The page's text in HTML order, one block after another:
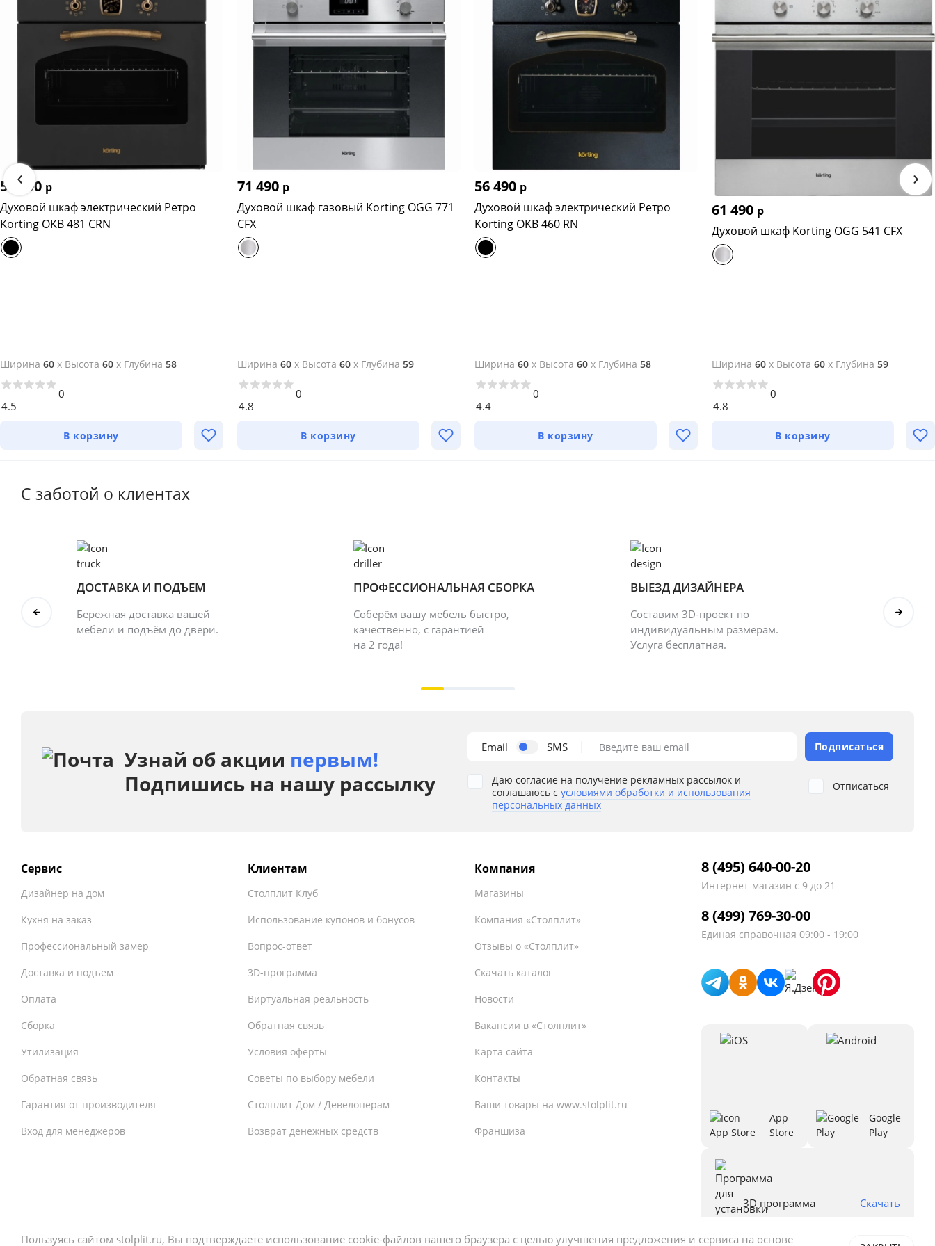
Пользуясь сайтом stolplit.ru, Вы подтверждаете использование cookie-файлов вашего браузера с целью улучшения предложения и сервиса на основе
59 990 р
Духовой шкаф электрический Ретро
Korting OKB 481 CRN
Ширина 60 x Высота 60 x Глубина 58
4.5
0
В корзину
71 490 р
Духовой шкаф газовый Korting OGG 771
CFX
Ширина 60 x Высота 60 x Глубина 59
4.8
0
В корзину
56 490 р
Духовой шкаф электрический Ретро
Korting OKB 460 RN
Ширина 60 x Высота 60 x Глубина 58
4.4
0
В корзину
61 490 р
Духовой шкаф Korting OGG 541 CFX
Ширина 60 x Высота 60 x Глубина 59
4.8
0
В корзину
‹ ›
С заботой о клиентах
ДОСТАВКА И ПОДЪЕМ
Бережная доставка вашей
мебели и подъём до двери.
ПРОФЕССИОНАЛЬНАЯ СБОРКА
Соберём вашу мебель быстро,
качественно, с гарантией
на 2 года!
ВЫЕЗД ДИЗАЙНЕРА
Составим 3D-проект по
индивидуальным размерам.
Услуга бесплатная.
Узнай об акции первым!
Подпишись на нашу рассылку
Email SMS Введите ваш email Подписаться
Даю согласие на получение рекламных рассылок и
соглашаюсь с условиями обработки и использования
персональных данных
Отписаться
Сервис
Дизайнер на дом
Кухня на заказ
Профессиональный замер
Доставка и подъем
Оплата
Сборка
Утилизация
Обратная связь
Гарантия от производителя
Вход для менеджеров
Клиентам
Столплит Клуб
Использование купонов и бонусов
Вопрос-ответ
3D-программа
Виртуальная реальность
Обратная связь
Условия оферты
Советы по выбору мебели
Столплит Дом / Девелоперам
Возврат денежных средств
Компания
Магазины
Компания «Столплит»
Отзывы о «Столплит»
Скачать каталог
Новости
Вакансии в «Столплит»
Карта сайта
Контакты
Ваши товары на www.stolplit.ru
Франшиза
8 (495) 640-00-20
Интернет-магазин с 9 до 21
8 (499) 769-30-00
Единая справочная 09:00 - 19:00
App
Store
Google
Play
3D программа Скачать